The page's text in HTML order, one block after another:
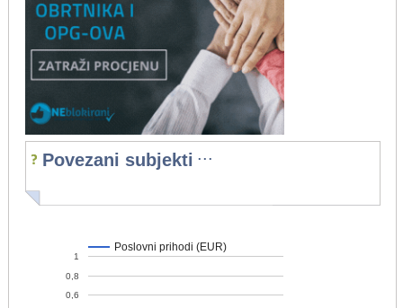
Povezani subjekti ...
Poslovni prihodi (EUR)
0,6
0,8
1